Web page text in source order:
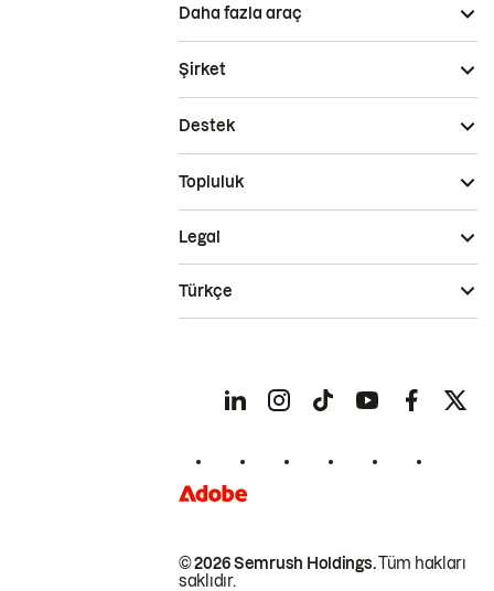
Daha fazla araç
Şirket
Destek
Topluluk
© 2026 Semrush Holdings.Tüm hakları
saklıdır.
Legal
Türkçe